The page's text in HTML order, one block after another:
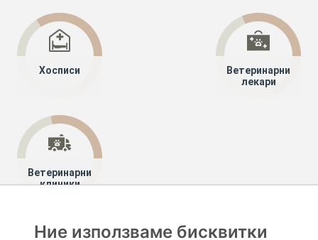
Хосписи
Ветеринарни
лекари
Ветеринарни
клиники
Специалисти
Ние използваме бисквитки